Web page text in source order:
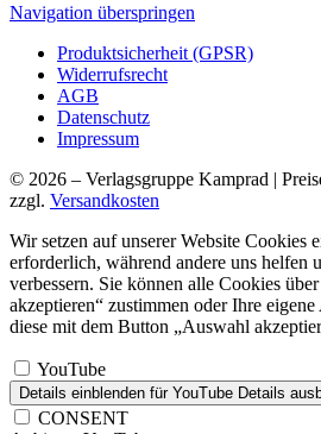
Navigation überspringen
Produktsicherheit (GPSR)
Widerrufsrecht
AGB
Datenschutz
Impressum
© 2026 – Verlagsgruppe Kamprad |
zzgl. Versandkosten
Wir setzen auf unserer Website Cookies
erforderlich, während andere uns helfen
verbessern. Sie können alle Cookies
akzeptieren“ zustimmen oder Ihre
diese mit dem Button „Auswahl
YouTube
Details einblenden für YouTube Details
CONSENT